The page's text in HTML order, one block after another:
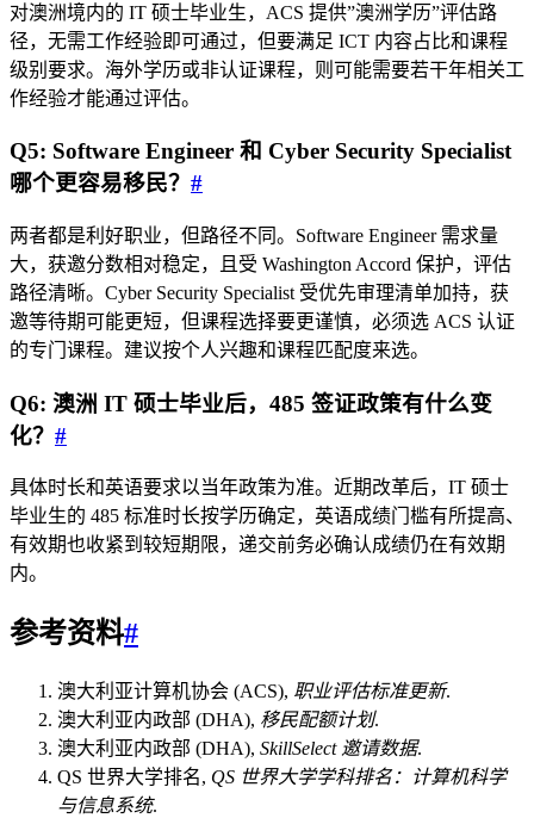
对澳洲境内的 IT 硕士毕业生，ACS 提供”澳洲学历”评估路
径，无需工作经验即可通过，但要满足 ICT 内容占比和课程
级别要求。海外学历或非认证课程，则可能需要若干年相关工
作经验才能通过评估。
Q5: Software Engineer 和 Cyber Security Specialist
哪个更容易移民？ #
两者都是利好职业，但路径不同。Software Engineer 需求量
大，获邀分数相对稳定，且受 Washington Accord 保护，评估
路径清晰。Cyber Security Specialist 受优先审理清单加持，获
邀等待期可能更短，但课程选择要更谨慎，必须选 ACS 认证
的专门课程。建议按个人兴趣和课程匹配度来选。
Q6: 澳洲 IT 硕士毕业后，485 签证政策有什么变
化？ #
具体时长和英语要求以当年政策为准。近期改革后，IT 硕士
毕业生的 485 标准时长按学历确定，英语成绩门槛有所提高、
有效期也收紧到较短期限，递交前务必确认成绩仍在有效期
内。
参考资料#
澳大利亚计算机协会 (ACS), 职业评估标准更新.
澳大利亚内政部 (DHA), 移民配额计划.
澳大利亚内政部 (DHA), SkillSelect 邀请数据.
QS 世界大学排名, QS 世界大学学科排名：计算机科学
与信息系统.